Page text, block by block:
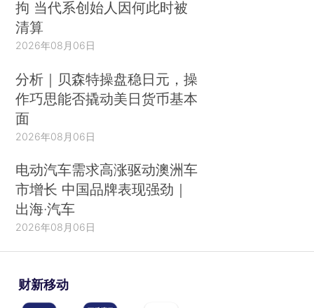
拘 当代系创始人因何此时被
清算
2026年08月06日
分析｜贝森特操盘稳日元，操
作巧思能否撬动美日货币基本
面
2026年08月06日
电动汽车需求高涨驱动澳洲车
市增长 中国品牌表现强劲｜
出海·汽车
2026年08月06日
财新移动